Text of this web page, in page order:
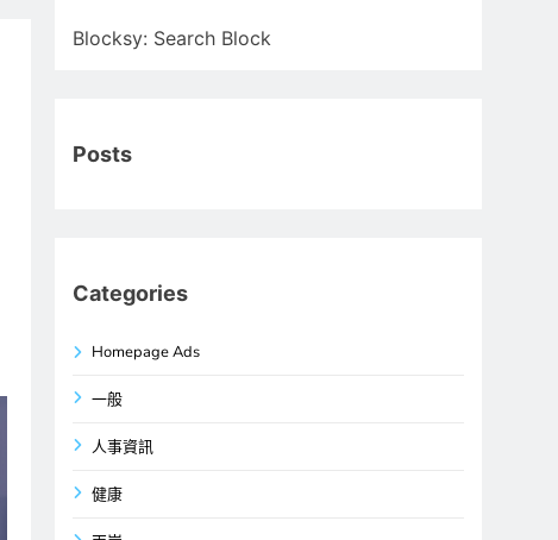
Blocksy: Search Block
Posts
Categories
Homepage Ads
一般
人事資訊
健康